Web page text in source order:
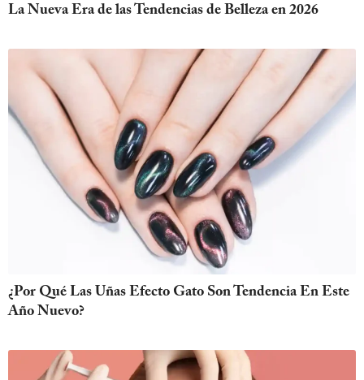
La Nueva Era de las Tendencias de Belleza en 2026
¿Por Qué Las Uñas Efecto Gato Son Tendencia En Este
Año Nuevo?